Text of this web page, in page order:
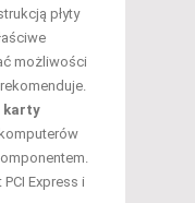
płyty
możliwości
karty
Express i